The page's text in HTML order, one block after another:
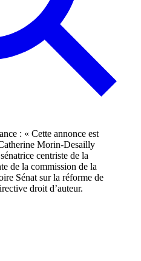
centriste de la
de la commission de la
Sénat sur la réforme de
droit d’auteur.